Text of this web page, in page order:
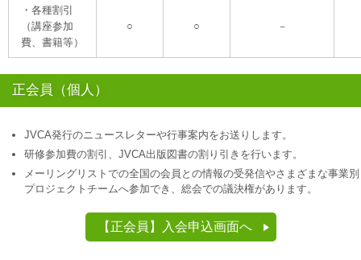
・各種割引
（講座参加
費、書籍等）
○ ○ －
正会員（個人）
JVCA発行のニュースレターや行事案内をお送りします。
研修参加費の割引、JVCA出版図書の割り引きを行います。
メーリングリストでの全国の会員との情報の受発信やさまざまな事業別
プロジェクトチームへ参加でき、総会での議決権があります。
【正会員】入会申込画面へ